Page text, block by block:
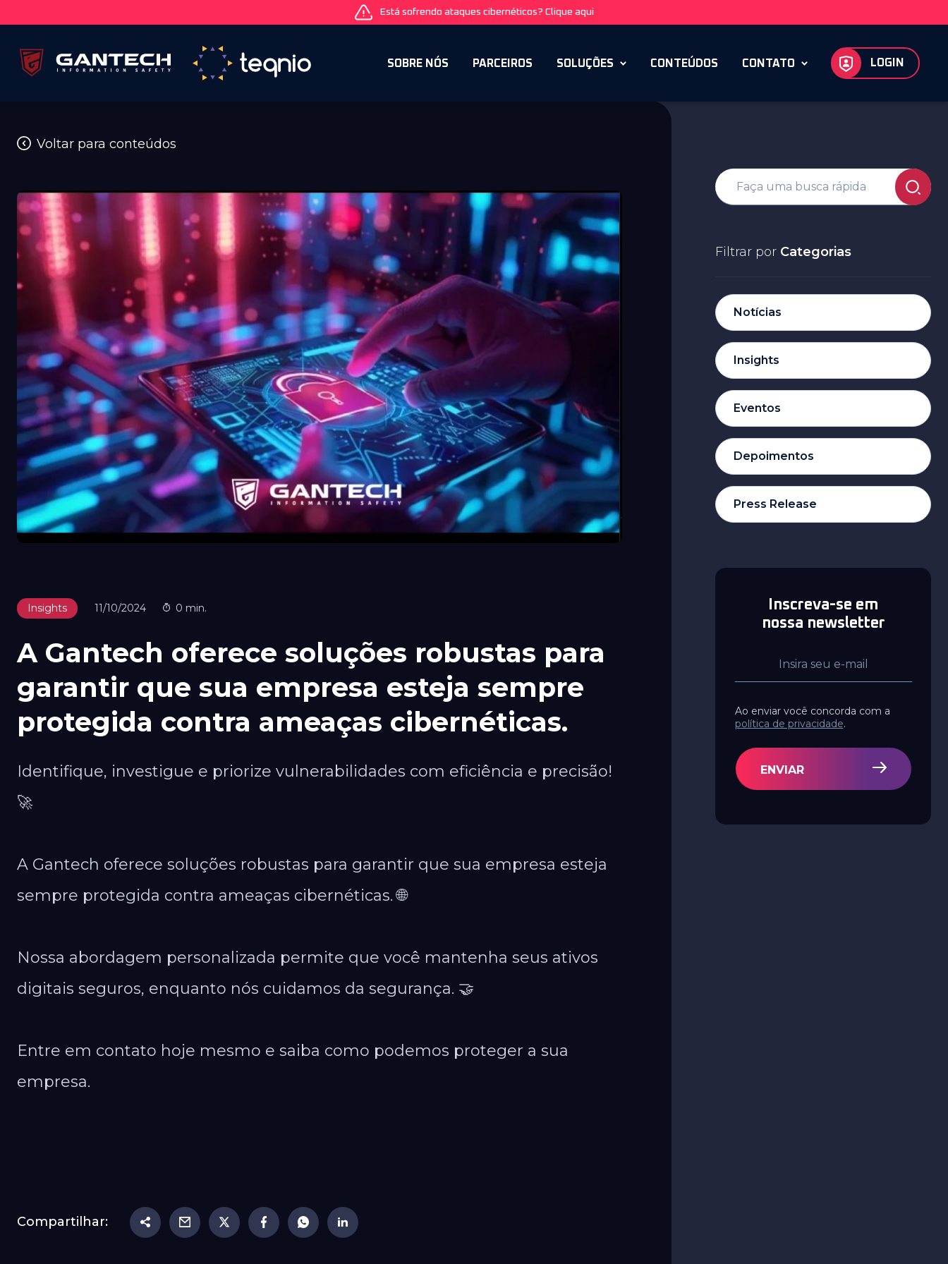
Está sofrendo ataques cibernéticos? Clique aqui
SOBRE NÓS PARCEIROS SOLUÇÕES CONTEÚDOS CONTATO LOGIN
Voltar para conteúdos
Insights 11/10/2024 0 min.
A Gantech oferece soluções robustas para
garantir que sua empresa esteja sempre
protegida contra ameaças cibernéticas.
Identifique, investigue e priorize vulnerabilidades com eficiência e precisão!
🚀 ​
A Gantech oferece soluções robustas para garantir que sua empresa esteja
sempre protegida contra ameaças cibernéticas. 🌐
Nossa abordagem personalizada permite que você mantenha seus ativos
digitais seguros, enquanto nós cuidamos da segurança. 🤝
Entre em contato hoje mesmo e saiba como podemos proteger a sua
empresa.
Compartilhar:
Filtrar por Categorias
Notícias
Insights
Eventos
Depoimentos
Press Release
Inscreva-se em
nossa newsletter
Ao enviar você concorda com a
política de privacidade.
ENVIAR